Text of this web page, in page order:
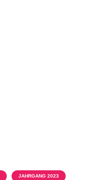
JAHRGANG 2023